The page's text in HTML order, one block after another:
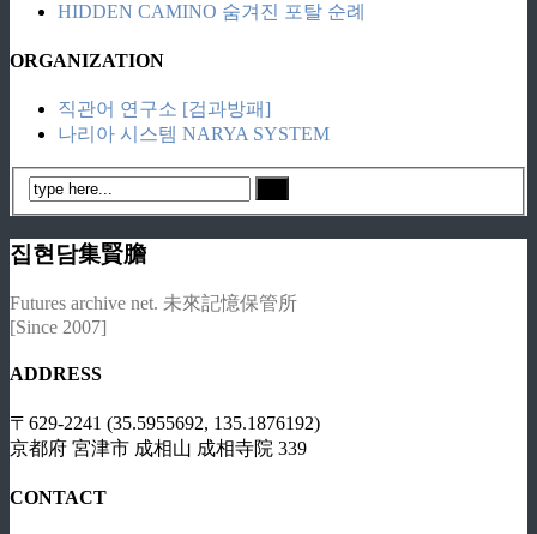
HIDDEN CAMINO 숨겨진 포탈 순례
ORGANIZATION
직관어 연구소 [검과방패]
나리아 시스템 NARYA SYSTEM
집현담集賢膽
Futures archive net. 未來記憶保管所
[Since 2007]
ADDRESS
〒629-2241 (35.5955692, 135.1876192)
京都府 宮津市 成相山 成相寺院 339
CONTACT